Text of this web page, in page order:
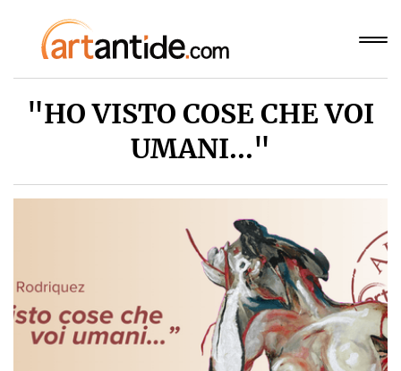
"HO VISTO COSE CHE VOI
UMANI..."